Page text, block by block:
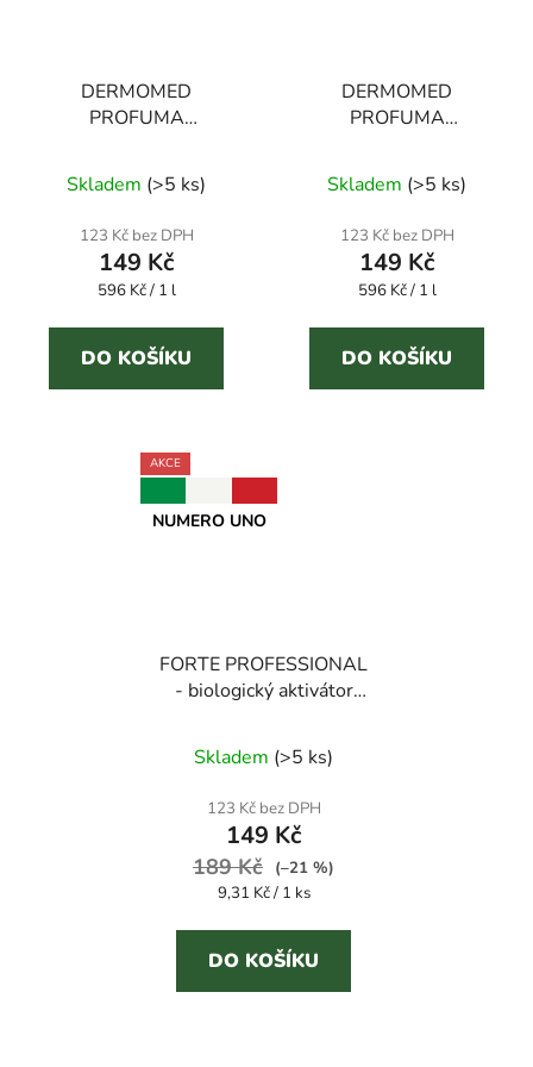
DERMOMED
PROFUMA
DORATA 250 ml
parfém na prádlo
Skladem (>5 ks)
123 Kč bez DPH
149 Kč
Měrná
596 Kč / 1 l
DO KOŠÍKU
DERMOMED
PROFUMA
BOUQUET
PRIMAVERILE 250 ml
parfém na prádlo
Skladem (>5 ks)
123 Kč bez DPH
149 Kč
Měrná
596 Kč / 1 l
DO KOŠÍKU
AKCE
NUMERO UNO
FORTE PROFESSIONAL
- biologický aktivátor
hodnocení
produktu
je
5,0
z
5
hvězdiček.
Skladem (>5 ks)
123 Kč bez DPH
149 Kč
189 Kč
(–21 %)
Měrná
9,31 Kč / 1 ks
DO KOŠÍKU